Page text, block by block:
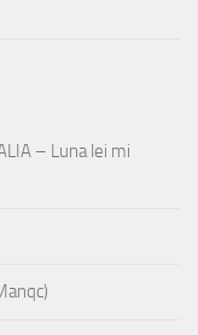
– Luna lei mi